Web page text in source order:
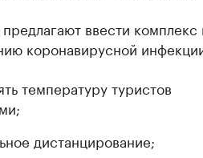
ввести
коронавирусной
температуру туристов
дистанцирование;